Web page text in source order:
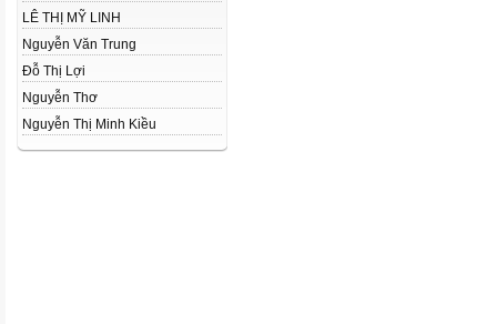
LÊ THỊ MỸ LINH
Nguyễn Văn Trung
Đỗ Thị Lợi
Nguyễn Thơ
Nguyễn Thị Minh Kiều